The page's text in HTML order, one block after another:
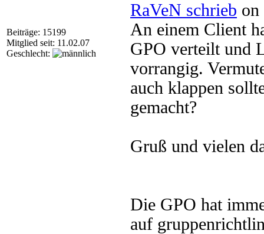
Beiträge: 15199
Mitglied seit: 11.02.07
Geschlecht:
RaVeN schrieb on
An einem Client
GPO verteilt und
vorrangig.
auch klappen
gemacht?
Gruß und vielen
Die GPO hat
auf